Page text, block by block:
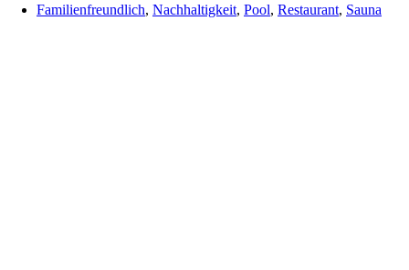
Familienfreundlich, Nachhaltigkeit, Pool, Restaurant, Sauna